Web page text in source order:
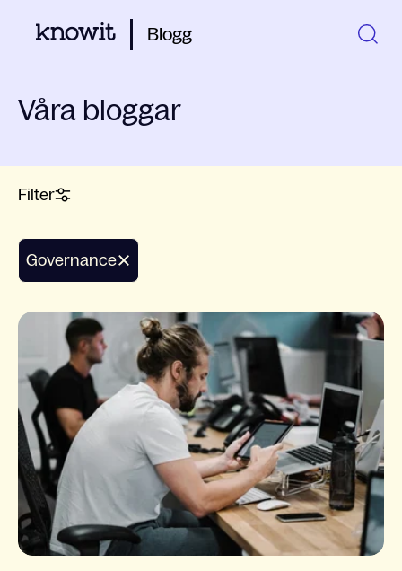
Blogg
Våra bloggar
Filter
Governance